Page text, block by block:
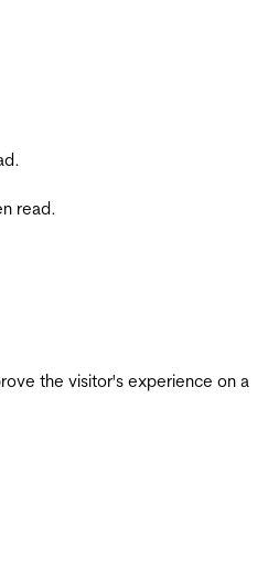
read.
the visitor's experience on a